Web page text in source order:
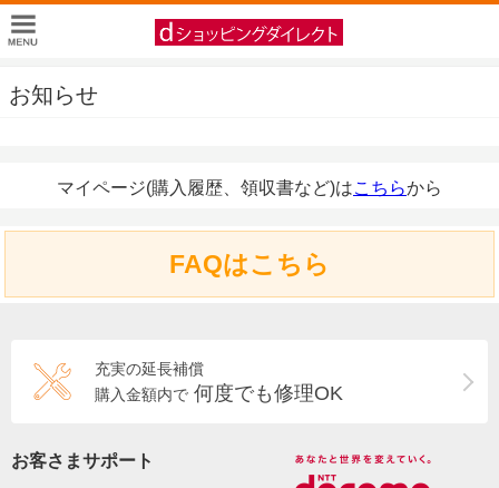
お知らせ
マイページ(購入履歴、領収書など)はこちらから
FAQはこちら
充実の延長補償
購入金額内で 何度でも修理OK
お客さまサポート